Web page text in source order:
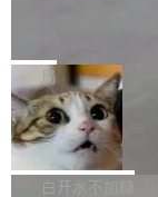
个小型数据库，应
库的竞争和爆炸半
了。 闲置的 cell 会
l 迁移或唤醒时，新
库继续执行。存储
高价的三星折叠（
Fold8 / Z Flip8）
例如iQOO Z11i、
te 17 Pro、OPPO
样的次旗舰。
Z Flip8三款折叠屏
部搭载骁龙8 Elite
Zed 编辑器团队发
个在 git commit 之
本控制系统。目前
ltaDB 的核心思路直
眼的位置：「
mits」——软件是在
局
SpaceXAI 单季资
根据风险投资人
析）披露的最新分
白开水不加糖